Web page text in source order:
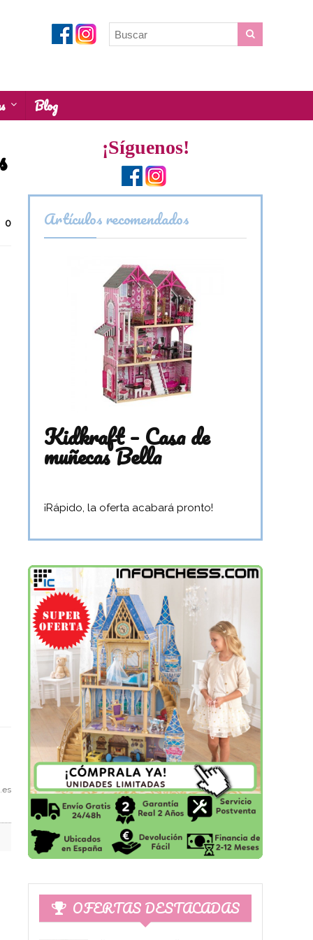
Blog
0
¡Síguenos!
Artículos recomendados
Kidkraft – Casa de
muñecas Bella
¡Rápido, la oferta acabará pronto!
OFERTAS DESTACADAS